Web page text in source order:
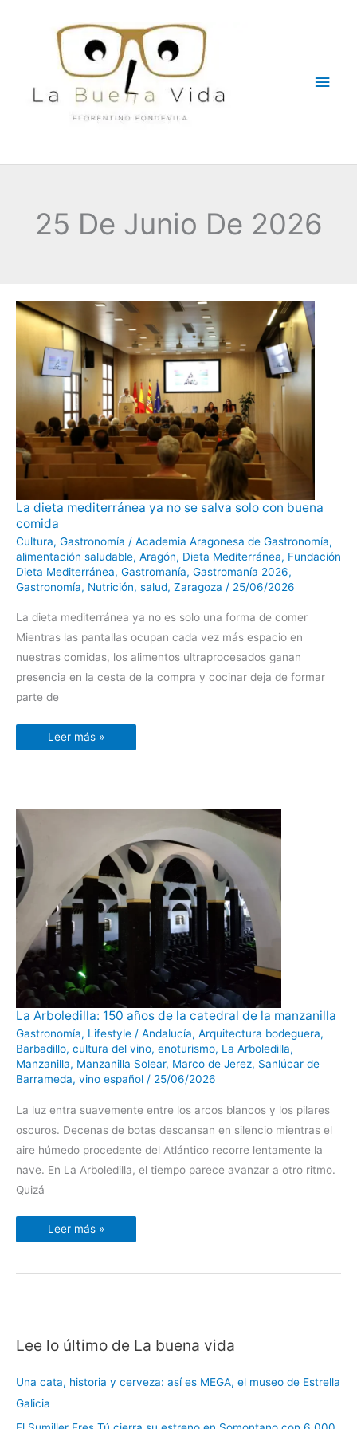
25 De Junio De 2026
La dieta mediterránea ya no se salva solo con buena
comida
Cultura, Gastronomía / Academia Aragonesa de Gastronomía,
alimentación saludable, Aragón, Dieta Mediterránea, Fundación
Dieta Mediterránea, Gastromanía, Gastromanía 2026,
Gastronomía, Nutrición, salud, Zaragoza / 25/06/2026
La dieta mediterránea ya no es solo una forma de comer
Mientras las pantallas ocupan cada vez más espacio en
nuestras comidas, los alimentos ultraprocesados ganan
presencia en la cesta de la compra y cocinar deja de formar
parte de
La
dieta
mediterránea
no
se
salva
solo
con
Leer más »
La Arboledilla: 150 años de la catedral de la manzanilla
Gastronomía, Lifestyle / Andalucía, Arquitectura bodeguera,
Barbadillo, cultura del vino, enoturismo, La Arboledilla,
Manzanilla, Manzanilla Solear, Marco de Jerez, Sanlúcar de
Barrameda, vino español / 25/06/2026
La luz entra suavemente entre los arcos blancos y los pilares
oscuros. Decenas de botas descansan en silencio mientras el
aire húmedo procedente del Atlántico recorre lentamente la
nave. En La Arboledilla, el tiempo parece avanzar a otro ritmo.
Quizá
La
Arboledilla:
150
años
de
la
catedral
de
manzanilla
Leer más »
Lee lo último de La buena vida
Una cata, historia y cerveza: así es MEGA, el museo de Estrella
Galicia
C
t
e